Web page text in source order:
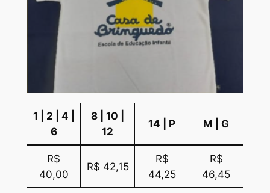
1 | 2 | 4 |
6
8 | 10 |
12
14 | P M | G
R$
40,00
R$ 42,15
R$
44,25
R$
46,45